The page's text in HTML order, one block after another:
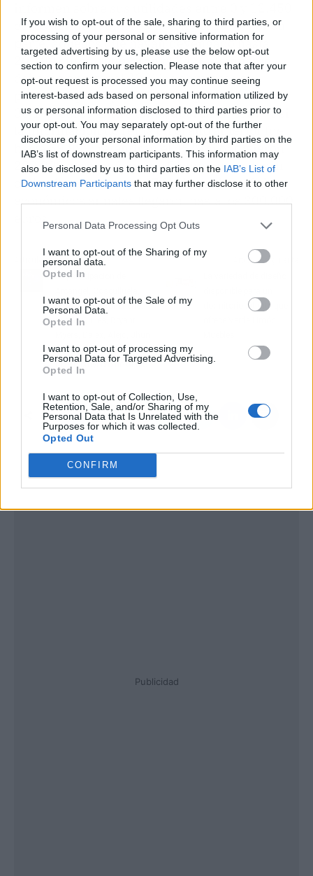
If you wish to opt-out of the sale, sharing to third parties, or
processing of your personal or sensitive information for
targeted advertising by us, please use the below opt-out
section to confirm your selection. Please note that after your
opt-out request is processed you may continue seeing
interest-based ads based on personal information utilized by
us or personal information disclosed to third parties prior to
your opt-out. You may separately opt-out of the further
disclosure of your personal information by third parties on the
IAB’s list of downstream participants. This information may
also be disclosed by us to third parties on the IAB’s List of
Downstream Participants that may further disclose it to other
Personal Data Processing Opt Outs
I want to opt-out of the Sharing of my
personal data.
Opted In
I want to opt-out of the Sale of my
Personal Data.
Opted In
I want to opt-out of processing my
Personal Data for Targeted Advertising.
Opted In
I want to opt-out of Collection, Use,
Retention, Sale, and/or Sharing of my
Personal Data that Is Unrelated with the
Purposes for which it was collected.
Opted Out
CONFIRM
euros, tendrán una retención del 19 %. Por su
parte, aquellos que hayan devengado hasta
20.199 euros, retendrán el 24 %. Asimismo,
deberán aportar el 30 % las empresas o
personas que hayan obtenido ganancias hasta
35.199 euros. Entre tanto, aportarán el 37 % si
la información de renta en el año anterior fue
hasta 59.999; retendrán el 45 % si obtuvieron
299.999 euros máximo y, finalmente, estarán
obligados a aportar el 47 % si esos beneficios
económicos anuales llegaron hasta los 300.000
euros.
Artículo anterior
La participación de
De La Ghetto, Chencho,
Justin Quiles, Bryant
y Brray en 'Astros', el
nuevo proyecto de Genio
Artículo siguiente
dormitorio infantil que
Publicidad